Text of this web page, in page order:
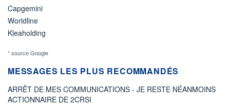
Capgemini
Worldline
Kleaholding
* source Google
MESSAGES LES PLUS RECOMMANDÉS
ARRÊT DE MES COMMUNICATIONS - JE RESTE NÉANMOINS
ACTIONNAIRE DE 2CRSI